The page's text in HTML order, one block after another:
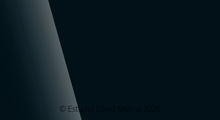
© Estudio David Molina 2026